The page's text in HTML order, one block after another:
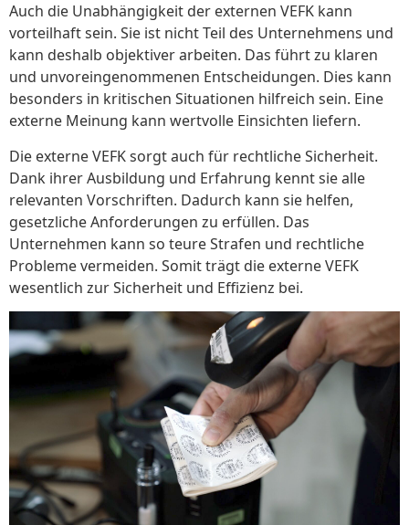
Auch die Unabhängigkeit der externen VEFK kann
vorteilhaft sein. Sie ist nicht Teil des Unternehmens und
kann deshalb objektiver arbeiten. Das führt zu klaren
und unvoreingenommenen Entscheidungen. Dies kann
besonders in kritischen Situationen hilfreich sein. Eine
externe Meinung kann wertvolle Einsichten liefern.
Die externe VEFK sorgt auch für rechtliche Sicherheit.
Dank ihrer Ausbildung und Erfahrung kennt sie alle
relevanten Vorschriften. Dadurch kann sie helfen,
gesetzliche Anforderungen zu erfüllen. Das
Unternehmen kann so teure Strafen und rechtliche
Probleme vermeiden. Somit trägt die externe VEFK
wesentlich zur Sicherheit und Effizienz bei.